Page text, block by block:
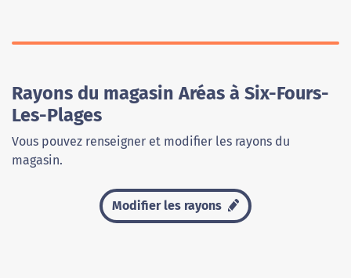
Rayons du magasin Aréas à Six-Fours-
Les-Plages
Vous pouvez renseigner et modifier les rayons du
magasin.
Modifier les rayons